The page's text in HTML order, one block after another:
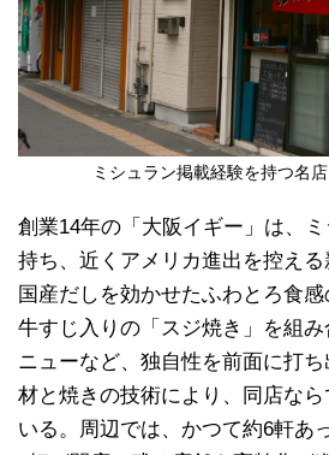
ミシュラン掲載経験を持つ名店
創業14年の「大阪イギー」は、
持ち、近くアメリカ進出を控える
国産だしを効かせたふわとろ食感
牛すじ入りの「スジ焼き」を組
ニューなど、独自性を前面に打
材と焼きの技術により、同店な
いる。周辺では、かつて約6軒あ